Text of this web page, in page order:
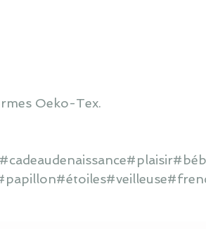
Oeko-Tex.